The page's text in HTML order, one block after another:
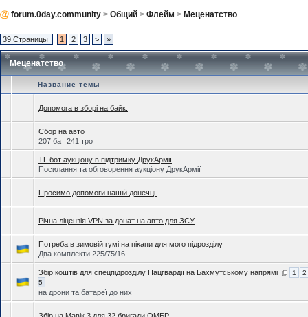
forum.0day.community > Общий > Флейм > Меценатство
39 Страницы 1 2 3 > »
Меценатство
Название темы
Допомога в зборі на байк.
Сбор на авто
207 бат 241 тро
ТГ бот аукціону в підтримку ДрукАрмії
Посилання та обговорення аукціону ДрукАрмії
Просимо допомоги нашій донечці.
Річна ліцензія VPN за донат на авто для ЗСУ
Потреба в зимовій гумі на пікапи для мого підрозділу
Два комплекти 225/75/16
Збір коштів для спецпідрозділу Нацгвардії на Бахмутському напрямі 1
2
5
на дрони та батареї до них